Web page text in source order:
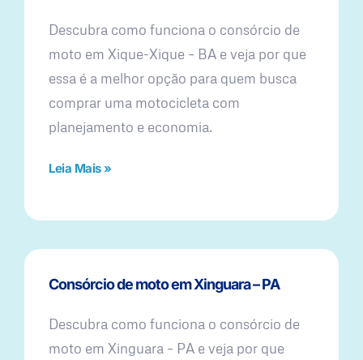
Descubra como funciona o consórcio de
moto em Xique-Xique – BA e veja por que
essa é a melhor opção para quem busca
comprar uma motocicleta com
planejamento e economia.
Leia Mais »
Consórcio de moto em Xinguara – PA
Descubra como funciona o consórcio de
moto em Xinguara – PA e veja por que